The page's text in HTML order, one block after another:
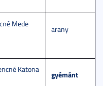
Mede
arany
Katona
gyémánt